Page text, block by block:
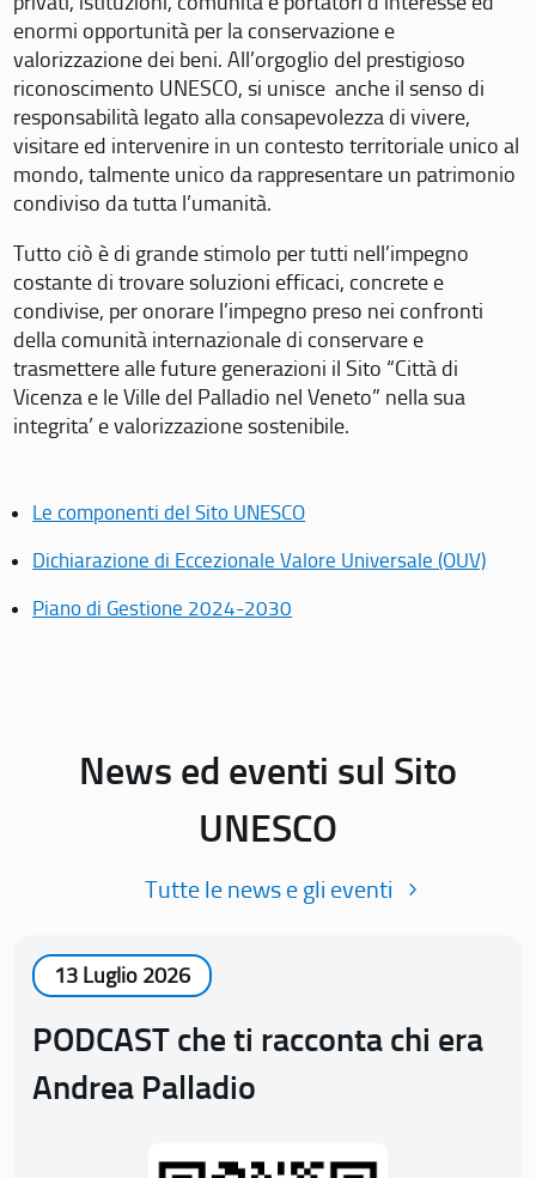
enormi opportunità per la conservazione e
valorizzazione dei beni. All’orgoglio del prestigioso
riconoscimento UNESCO, si unisce anche il senso di
responsabilità legato alla consapevolezza di vivere,
visitare ed intervenire in un contesto territoriale unico al
mondo, talmente unico da rappresentare un patrimonio
condiviso da tutta l’umanità.
Tutto ciò è di grande stimolo per tutti nell’impegno
costante di trovare soluzioni efficaci, concrete e
condivise, per onorare l’impegno preso nei confronti
della comunità internazionale di conservare e
trasmettere alle future generazioni il Sito “Città di
Vicenza e le Ville del Palladio nel Veneto” nella sua
integrita’ e valorizzazione sostenibile.
Le componenti del Sito UNESCO
Dichiarazione di Eccezionale Valore Universale (OUV)
Piano di Gestione 2024-2030
News ed eventi sul Sito
UNESCO
Tutte le news e gli eventi
13 Luglio 2026
PODCAST che ti racconta chi era
Andrea Palladio